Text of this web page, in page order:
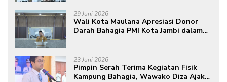
29 Juni 2026
Wali Kota Maulana Apresiasi Donor
Darah Bahagia PMI Kota Jambi dalam
23 Juni 2026
Pimpin Serah Terima Kegiatan Fisik
Kampung Bahagia, Wawako Diza Ajak